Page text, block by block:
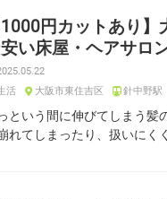
1000円カットあり
い床屋・ヘアサロ
活
大阪市東住吉区 針中野駅
という間に伸びてしまう髪
れてしまったり、扱いにく